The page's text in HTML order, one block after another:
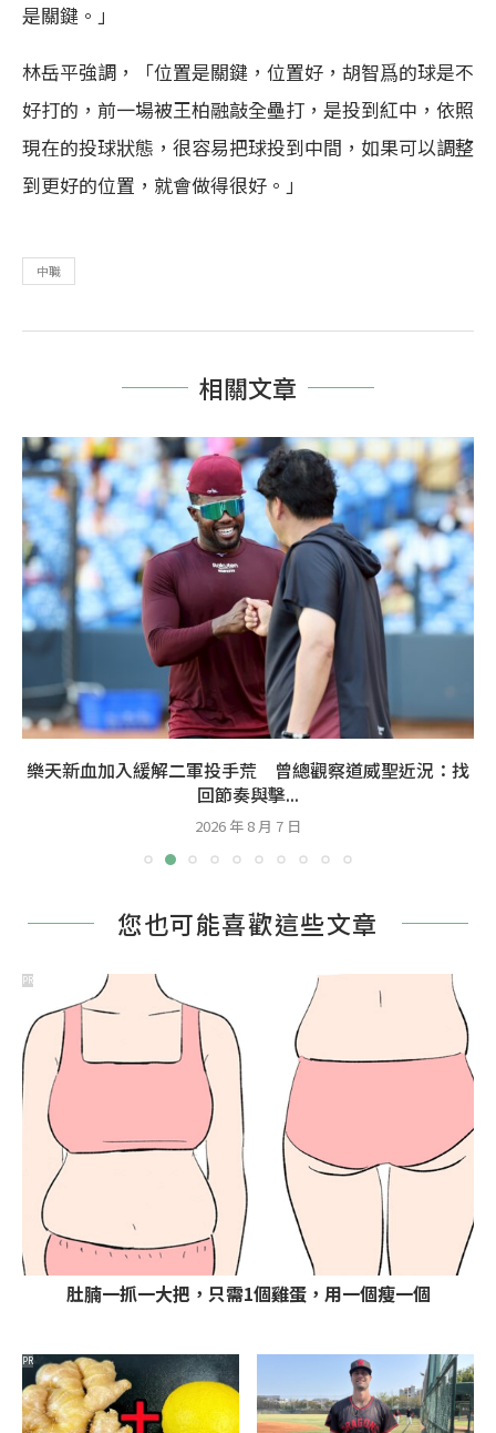
是關鍵。」
林岳平強調，「位置是關鍵，位置好，胡智爲的球是不
好打的，前一場被王柏融敲全壘打，是投到紅中，依照
現在的投球狀態，很容易把球投到中間，如果可以調整
到更好的位置，就會做得很好。」
中職
相關文章
樂天新血加入緩解二軍投手荒 曾總觀察道威聖近況：找
回節奏與擊...
2026 年 8 月 7 日
您也可能喜歡這些文章
肚腩一抓一大把，只需1個雞蛋，用一個瘦一個
PR
PR